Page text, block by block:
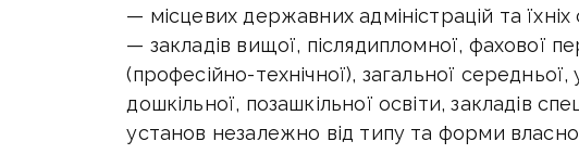
— місцевих державних адміністрацій та їхніх
— закладів вищої, післядипломної, фахової
(професійно-технічної), загальної середньої,
дошкільної, позашкільної освіти, закладів
установ незалежно від типу та форми